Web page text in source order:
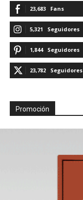
23,683 Fans
5,321 Seguidores
1,844 Seguidores
23,782 Seguidores
Promoción